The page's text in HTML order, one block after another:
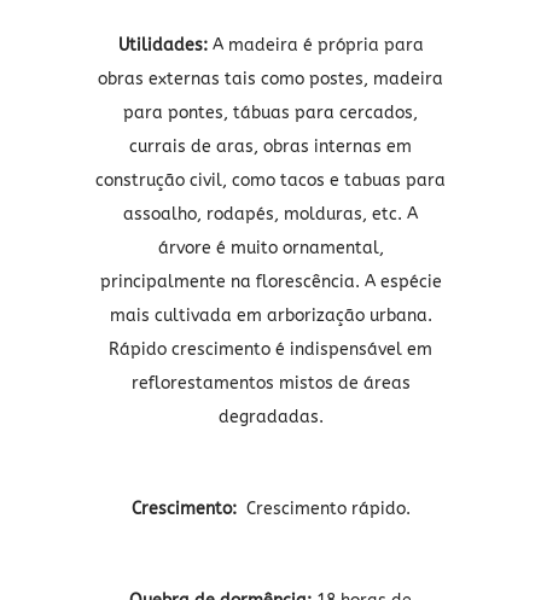
Utilidades: A madeira é própria para
obras externas tais como postes, madeira
para pontes, tábuas para cercados,
currais de aras, obras internas em
construção civil, como tacos e tabuas para
assoalho, rodapés, molduras, etc. A
árvore é muito ornamental,
principalmente na florescência. A espécie
mais cultivada em arborização urbana.
Rápido crescimento é indispensável em
reflorestamentos mistos de áreas
degradadas.
Crescimento: Crescimento rápido.